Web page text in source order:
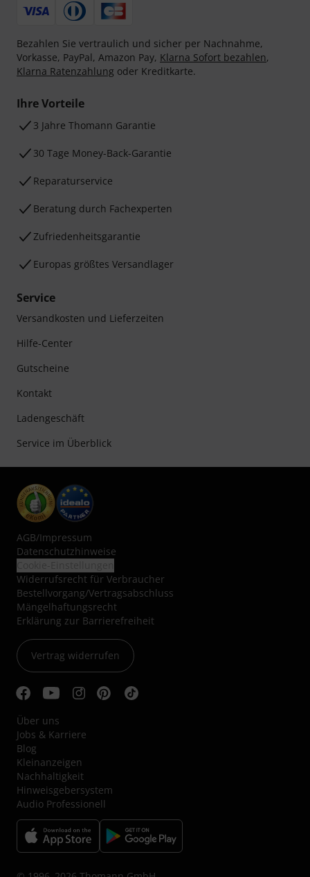
Bezahlen Sie vertraulich und sicher per Nachnahme,
Vorkasse, PayPal, Amazon Pay, Klarna Sofort bezahlen,
Klarna Ratenzahlung oder Kreditkarte.
Ihre Vorteile
3 Jahre Thomann Garantie
30 Tage Money-Back-Garantie
Reparaturservice
Beratung durch Fachexperten
Zufriedenheitsgarantie
Europas größtes Versandlager
Service
Versandkosten und Lieferzeiten
Hilfe-Center
Gutscheine
Kontakt
Ladengeschäft
Service im Überblick
AGB/Impressum
Datenschutzhinweise
Widerrufsrecht für Verbraucher
Bestellvorgang/Vertragsabschluss
Mängelhaftungsrecht
Erklärung zur Barrierefreiheit
Vertrag widerrufen
Über uns
Jobs & Karriere
Blog
Kleinanzeigen
Nachhaltigkeit
Hinweisgebersystem
Audio Professionell